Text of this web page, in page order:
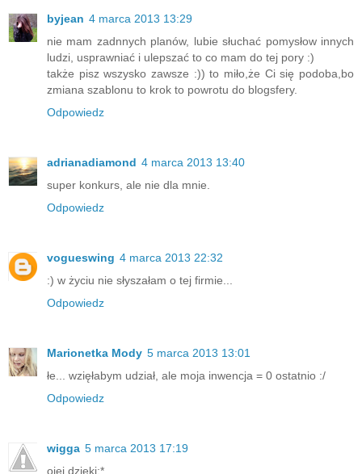
byjean 4 marca 2013 13:29
nie mam zadnnych planów, lubie słuchać pomysłow innych
ludzi, usprawniać i ulepszać to co mam do tej pory :)
także pisz wszysko zawsze :)) to miło,że Ci się podoba,bo
zmiana szablonu to krok to powrotu do blogsfery.
Odpowiedz
adrianadiamond 4 marca 2013 13:40
super konkurs, ale nie dla mnie.
Odpowiedz
vogueswing 4 marca 2013 22:32
:) w życiu nie słyszałam o tej firmie...
Odpowiedz
Marionetka Mody 5 marca 2013 13:01
łe... wzięłabym udział, ale moja inwencja = 0 ostatnio :/
Odpowiedz
wigga 5 marca 2013 17:19
ojej dzięki:*